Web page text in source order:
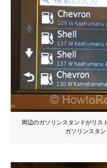
周辺のガソリンスタンドがリス
ガソリンスタン